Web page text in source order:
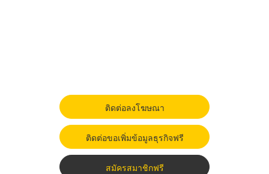
ติดต่อลงโฆษณา
ติดต่อขอเพิ่มข้อมูลธุรกิจฟรี
สมัครสมาชิกฟรี